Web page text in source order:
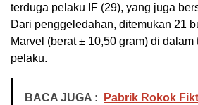
terduga pelaku IF (29), yang juga
Dari penggeledahan, ditemukan 21
Marvel (berat ± 10,50 gram) di dalam
pelaku.
BACA JUGA :
Pabrik Rokok